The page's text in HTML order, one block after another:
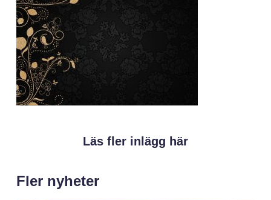
Läs fler inlägg här
Fler nyheter